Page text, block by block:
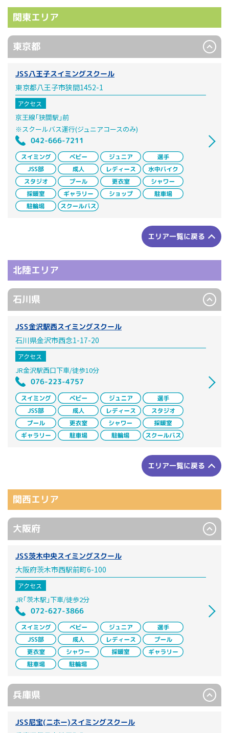
関東エリア
東京都
JSS八王子スイミングスクール
東京都八王子市狭間1452-1
アクセス
京王線｢狭間駅｣前
※スクールバス運行(ジュニアコースのみ)
042-666-7211
エリア一覧に戻る
北陸エリア
石川県
JSS金沢駅西スイミングスクール
石川県金沢市西念1-17-20
アクセス
JR金沢駅西口下車/徒歩10分
076-223-4757
エリア一覧に戻る
関西エリア
大阪府
JSS茨木中央スイミングスクール
大阪府茨木市西駅前町6-100
アクセス
JR｢茨木駅｣下車/徒歩2分
072-627-3866
兵庫県
JSS尼宝(ニホー)スイミングスクール